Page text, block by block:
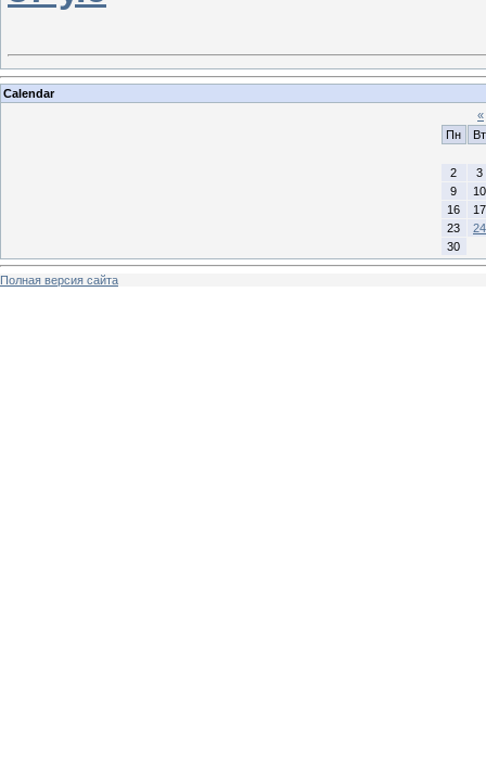
Calendar
«
Пн
Вт
2
3
9
10
16
17
23
24
30
Полная версия сайта